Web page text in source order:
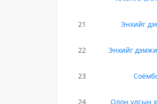
21
Энхийг
22
Энхийг
23
24 Олон улсын